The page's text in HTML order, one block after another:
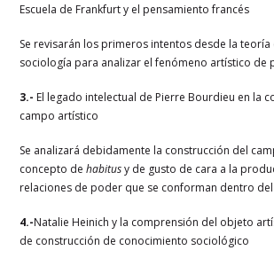
Escuela de Frankfurt y el pensamiento francés
Se revisarán los primeros intentos desde la teoría
sociología para analizar el fenómeno artístico de
3.- El legado intelectual de Pierre Bourdieu en la
campo artístico
Se analizará debidamente la construcción del
concepto dehabitusy de gusto de cara a la
relaciones de poder que se conforman dentro
4.-Natalie Heinich y la comprensión del objeto
de construcción de conocimiento sociológico